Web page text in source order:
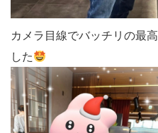
カメラ目線でバッチリの最
した